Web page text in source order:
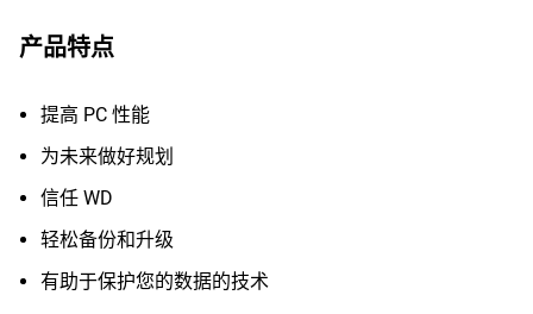
产品特点
提高 PC 性能
为未来做好规划
信任 WD
轻松备份和升级
有助于保护您的数据的技术